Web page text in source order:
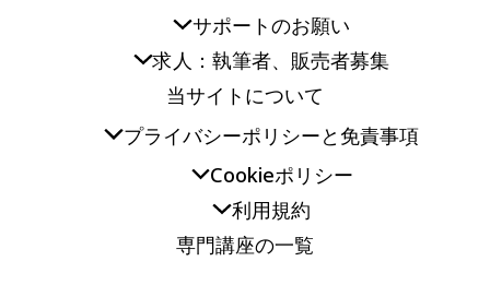
サポートのお願い
求人：執筆者、販売者募集
当サイトについて
プライバシーポリシーと免責事項
Cookieポリシー
利用規約
専門講座の一覧